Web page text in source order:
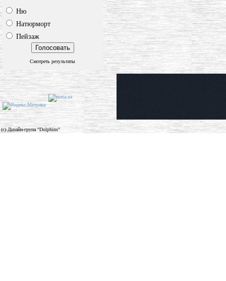
Ню
Натюрморт
Пейзаж
Смотреть результаты
(c) Дизайн-група "Dolphins"